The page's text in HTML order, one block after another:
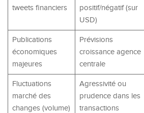
tweets financiers
positif/négatif (sur
USD)
Publications
économiques
majeures
Prévisions
croissance agence
centrale
Fluctuations
marché des
changes (volume)
Agressivité ou
prudence dans les
transactions